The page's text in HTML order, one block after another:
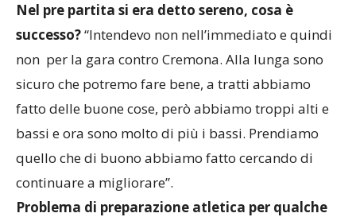
Nel pre partita si era detto sereno, cosa è
successo?“Intendevo non nell’immediato e quindi
non per la gara contro Cremona. Alla lunga sono
sicuro che potremo fare bene, a tratti abbiamo
fatto delle buone cose, però abbiamo troppi alti e
bassi e ora sono molto di più i bassi. Prendiamo
quello che di buono abbiamo fatto cercando di
continuare a migliorare”.
Problema di preparazione atletica per qualche